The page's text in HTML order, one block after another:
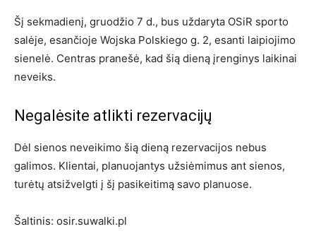
Šį sekmadienį, gruodžio 7 d., bus uždaryta OSiR sporto
salėje, esančioje Wojska Polskiego g. 2, esanti laipiojimo
sienelė. Centras pranešė, kad šią dieną įrenginys laikinai
neveiks.
Negalėsite atlikti rezervacijų
Dėl sienos neveikimo šią dieną rezervacijos nebus
galimos. Klientai, planuojantys užsiėmimus ant sienos,
turėtų atsižvelgti į šį pasikeitimą savo planuose.
Šaltinis: osir.suwalki.pl